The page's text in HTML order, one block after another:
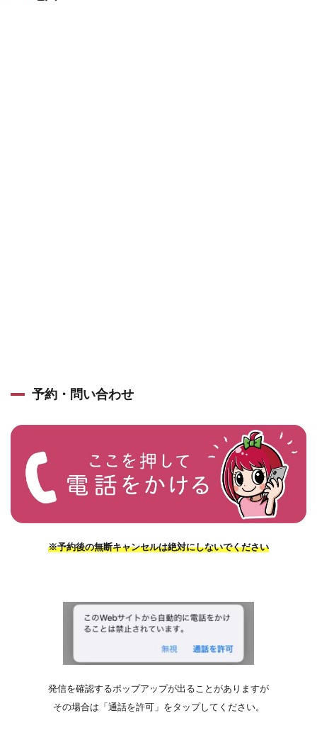
予約・問い合わせ
※予約後の無断キャンセルは絶対にしないでください
発信を確認するポップアップが出ることがありますが
その場合は「通話を許可」をタップしてください。